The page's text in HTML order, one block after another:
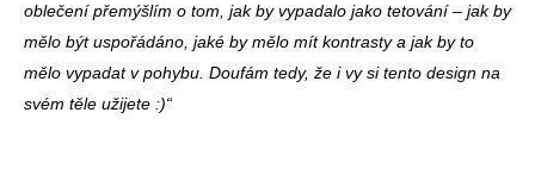
oblečení přemýšlím o tom, jak by vypadalo jako tetování – jak by
mělo být uspořádáno, jaké by mělo mít kontrasty a jak by to
mělo vypadat v pohybu. Doufám tedy, že i vy si tento design na
svém těle užijete :)“